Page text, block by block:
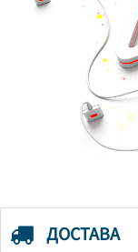
ДОСТАВА